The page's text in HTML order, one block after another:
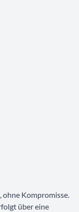
ohne Kompromisse.
über eine